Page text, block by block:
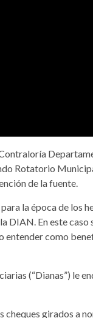
Rotatorio
de la fuente.
la época de los
DIAN. En este
entender como
(“Dianas”) le
cheques girados a